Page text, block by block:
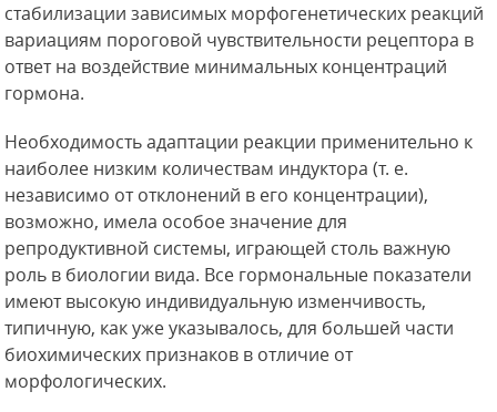
стабилизации зависимых морфогенетических реакций
вариациям пороговой чувствительности рецептора в
ответ на воздействие минимальных концентраций
гормона.
Необходимость адаптации реакции применительно к
наиболее низким количествам индуктора (т. е.
независимо от отклонений в его концентрации),
возможно, имела особое значение для
репродуктивной системы, играющей столь важную
роль в биологии вида. Все гормональные показатели
имеют высокую индивидуальную изменчивость,
типичную, как уже указывалось, для большей части
биохимических признаков в отличие от
морфологических.